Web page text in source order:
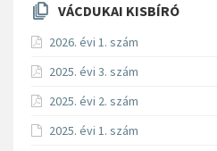
VÁCDUKAI KISBÍRÓ
2026. évi 1. szám
2025. évi 3. szám
2025. évi 2. szám
2025. évi 1. szám